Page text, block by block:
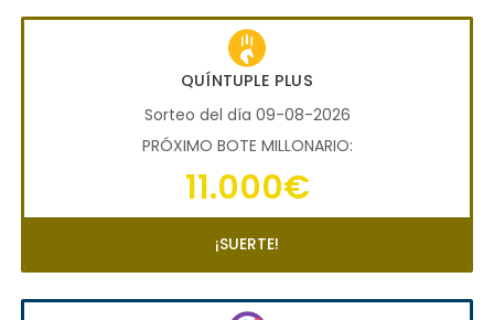
QUÍNTUPLE PLUS
Sorteo del día 09-08-2026
PRÓXIMO BOTE MILLONARIO:
11.000€
¡SUERTE!